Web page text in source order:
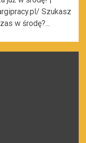
Szukasz
w środę?...